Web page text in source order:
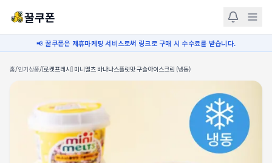
꿀쿠폰
📢 꿀쿠폰은 제휴마케팅 서비스로써 링크로 구매 시 수수료를 받습니다.
홈/인기상품/[로켓프레시] 미니멜츠 바나나스플릿맛 구슬아이스크림 (냉동)